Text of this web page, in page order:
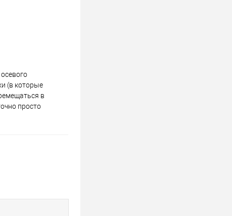
(в которые
в
просто